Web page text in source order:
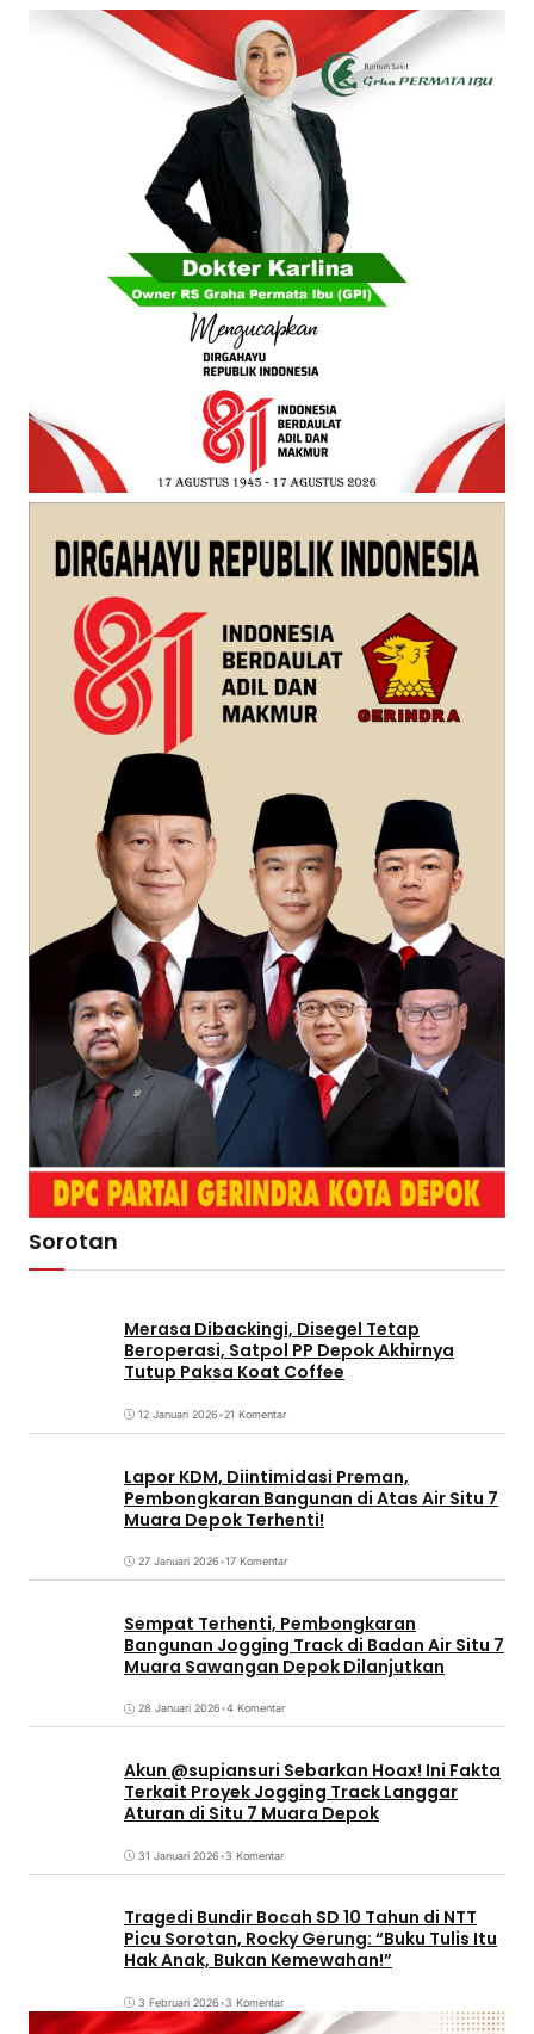
Sorotan
Merasa Dibackingi, Disegel Tetap
Beroperasi, Satpol PP Depok Akhirnya
Tutup Paksa Koat Coffee
12 Januari 2026•21 Komentar
Lapor KDM, Diintimidasi Preman,
Pembongkaran Bangunan di Atas Air Situ 7
Muara Depok Terhenti!
27 Januari 2026•17 Komentar
Sempat Terhenti, Pembongkaran
Bangunan Jogging Track di Badan Air Situ 7
Muara Sawangan Depok Dilanjutkan
28 Januari 2026•4 Komentar
Akun @supiansuri Sebarkan Hoax! Ini Fakta
Terkait Proyek Jogging Track Langgar
Aturan di Situ 7 Muara Depok
31 Januari 2026•3 Komentar
Tragedi Bundir Bocah SD 10 Tahun di NTT
Picu Sorotan, Rocky Gerung: “Buku Tulis Itu
Hak Anak, Bukan Kemewahan!”
3 Februari 2026•3 Komentar